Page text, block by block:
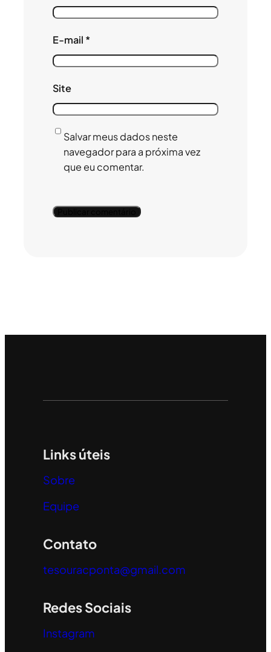
E-mail *
Site
Salvar meus dados neste
navegador para a próxima vez
que eu comentar.
Links úteis
Sobre
Equipe
Contato
tesouracponta@gmail.com
Redes Sociais
Instagram